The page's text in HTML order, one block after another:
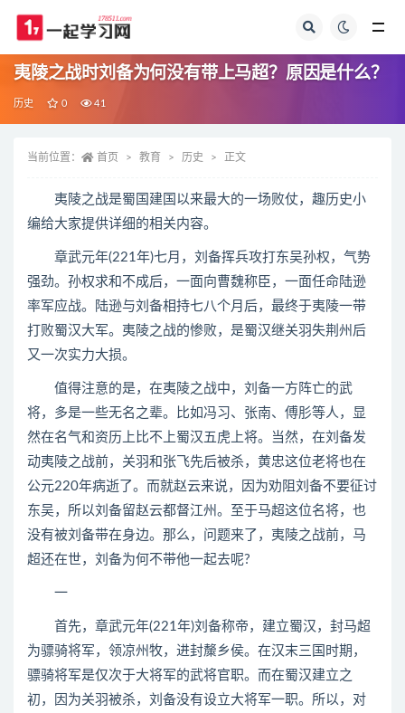
夷陵之战时刘备为何没有带上马超？原因是什么？
历史 0 41
当前位置： 首页 教育 历史 正文
夷陵之战是蜀国建国以来最大的一场败仗，趣历史小
编给大家提供详细的相关内容。
章武元年(221年)七月，刘备挥兵攻打东吴孙权，气势
强劲。孙权求和不成后，一面向曹魏称臣，一面任命陆逊
率军应战。陆逊与刘备相持七八个月后，最终于夷陵一带
打败蜀汉大军。夷陵之战的惨败，是蜀汉继关羽失荆州后
又一次实力大损。
值得注意的是，在夷陵之战中，刘备一方阵亡的武
将，多是一些无名之辈。比如冯习、张南、傅肜等人，显
然在名气和资历上比不上蜀汉五虎上将。当然，在刘备发
动夷陵之战前，关羽和张飞先后被杀，黄忠这位老将也在
公元220年病逝了。而就赵云来说，因为劝阻刘备不要征讨
东吴，所以刘备留赵云都督江州。至于马超这位名将，也
没有被刘备带在身边。那么，问题来了，夷陵之战前，马
超还在世，刘备为何不带他一起去呢?
一
首先，章武元年(221年)刘备称帝，建立蜀汉，封马超
为骠骑将军，领凉州牧，进封斄乡侯。在汉末三国时期，
骠骑将军是仅次于大将军的武将官职。而在蜀汉建立之
初，因为关羽被杀，刘备没有设立大将军一职。所以，对